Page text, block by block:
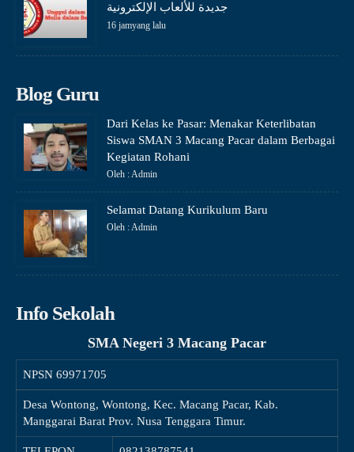
جديدة للألعاب الإلكترونية
16 jamyang lalu
Blog Guru
Dari Kelas ke Pasar: Menakar Keterlibatan
Siswa SMAN 3 Macang Pacar dalam Berbagai
Kegiatan Rohani
Oleh : Admin
Selamat Datang Kurikulum Baru
Oleh : Admin
Info Sekolah
SMA Negeri 3 Macang Pacar
NPSN 69971705
Desa Wontong, Wontong, Kec. Macang Pacar, Kab.
Manggarai Barat Prov. Nusa Tenggara Timur.